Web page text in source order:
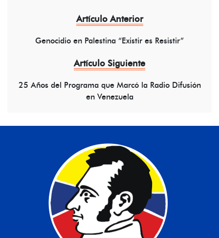
Artículo Anterior
Genocidio en Palestina “Existir es Resistir”
Artículo Siguiente
25 Años del Programa que Marcó la Radio Difusión
en Venezuela